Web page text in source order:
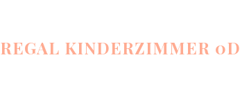
REGAL KINDERZIMMER 0D